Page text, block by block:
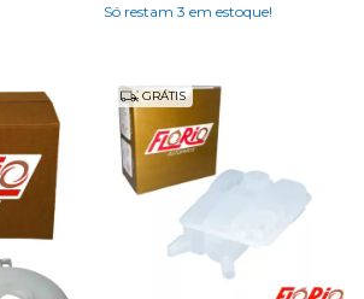
Só restam 3 em estoque!
GRÁTIS